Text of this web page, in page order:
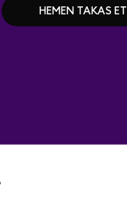
HEMEN TAKAS ET